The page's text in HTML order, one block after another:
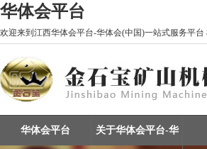
华体会平台
欢迎来到江西华体会平台-华体会(中国)一站式服务平
华体会平台 关于华体会平台-华